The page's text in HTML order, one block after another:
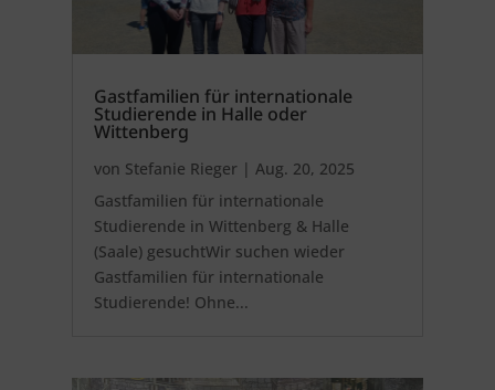
Gastfamilien für internationale
Studierende in Halle oder
Wittenberg
von Stefanie Rieger| Aug. 20, 2025
Gastfamilien für internationale
Studierende in Wittenberg & Halle
(Saale) gesuchtWir suchen wieder
Gastfamilien für internationale
Studierende! Ohne...